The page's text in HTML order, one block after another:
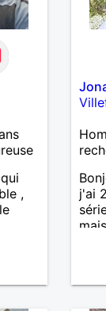
,
j'ai
les
les